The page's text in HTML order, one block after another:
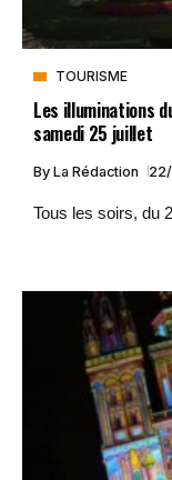
TOURISME
Les illuminations
samedi 25 juillet
By La Rédaction
Tous les soirs, du